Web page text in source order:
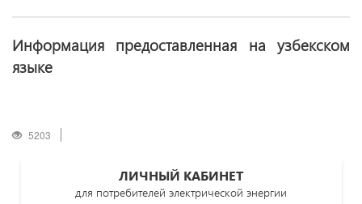
Информация предоставленная на узбекском
языке
5203
ЛИЧНЫЙ КАБИНЕТ
для потребителей электрической энергии